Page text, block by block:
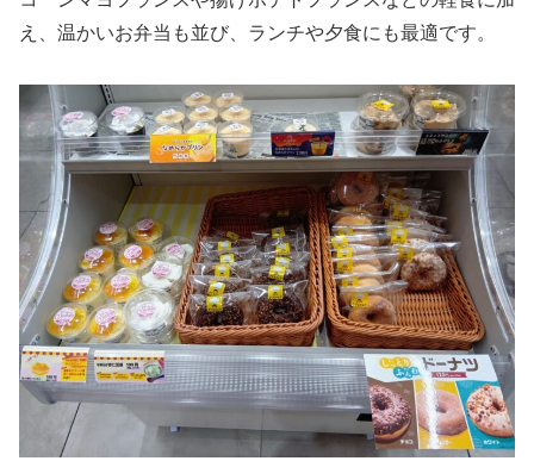
え、温かいお弁当も並び、ランチや夕食にも最適です。